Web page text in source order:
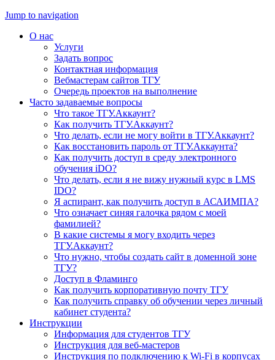
Jump to navigation
О нас
Услуги
Задать вопрос
Контактная информация
Вебмастерам сайтов ТГУ
Очередь проектов на выполнение
Часто задаваемые вопросы
Что такое ТГУ.Аккаунт?
Как получить ТГУ.Аккаунт?
Что делать, если не могу войти в ТГУ.Аккаунт?
Как восстановить пароль от ТГУ.Аккаунта?
Как получить доступ в среду электронного
обучения iDO?
Что делать, если я не вижу нужный курс в LMS
IDO?
Я аспирант, как получить доступ в АСАИМПА?
Что означает синяя галочка рядом с моей
фамилией?
В какие системы я могу входить через
ТГУ.Аккаунт?
Что нужно, чтобы создать сайт в доменной зоне
ТГУ?
Доступ в Фламинго
Как получить корпоративную почту ТГУ
Как получить справку об обучении через личный
кабинет студента?
Инструкции
Информация для студентов ТГУ
Инструкция для веб-мастеров
Инструкция по подключению к Wi-Fi в корпусах